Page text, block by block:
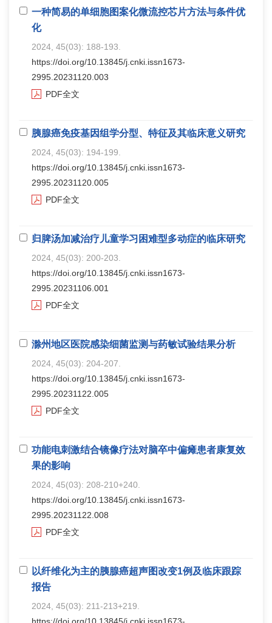
一种简易的单细胞图案化微流控芯片方法与条件优
化
2024, 45(03): 188-193.
https://doi.org/10.13845/j.cnki.issn1673-
2995.20231120.003
PDF全文
胰腺癌免疫基因组学分型、特征及其临床意义研究
2024, 45(03): 194-199.
https://doi.org/10.13845/j.cnki.issn1673-
2995.20231120.005
PDF全文
归脾汤加减治疗儿童学习困难型多动症的临床研究
2024, 45(03): 200-203.
https://doi.org/10.13845/j.cnki.issn1673-
2995.20231106.001
PDF全文
滁州地区医院感染细菌监测与药敏试验结果分析
2024, 45(03): 204-207.
https://doi.org/10.13845/j.cnki.issn1673-
2995.20231122.005
PDF全文
功能电刺激结合镜像疗法对脑卒中偏瘫患者康复效
果的影响
2024, 45(03): 208-210+240.
https://doi.org/10.13845/j.cnki.issn1673-
2995.20231122.008
PDF全文
以纤维化为主的胰腺癌超声图改变1例及临床跟踪
报告
2024, 45(03): 211-213+219.